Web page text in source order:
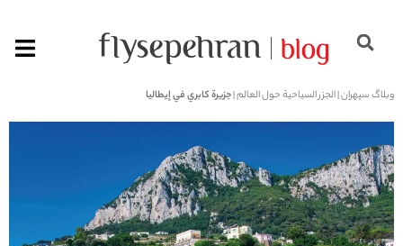
وبلاگ سپهران|الجزر السياحية حول العالم|جزيرة كابري في إيطاليا